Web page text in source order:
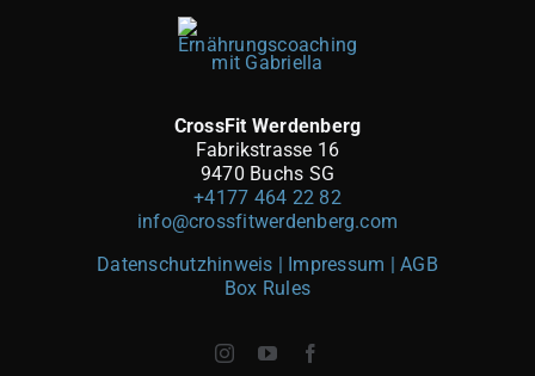
CrossFit Werdenberg
Fabrikstrasse 16
9470 Buchs SG
+4177 464 22 82
info@crossfitwerdenberg.com
Datenschutzhinweis | Impressum | AGB
Box Rules